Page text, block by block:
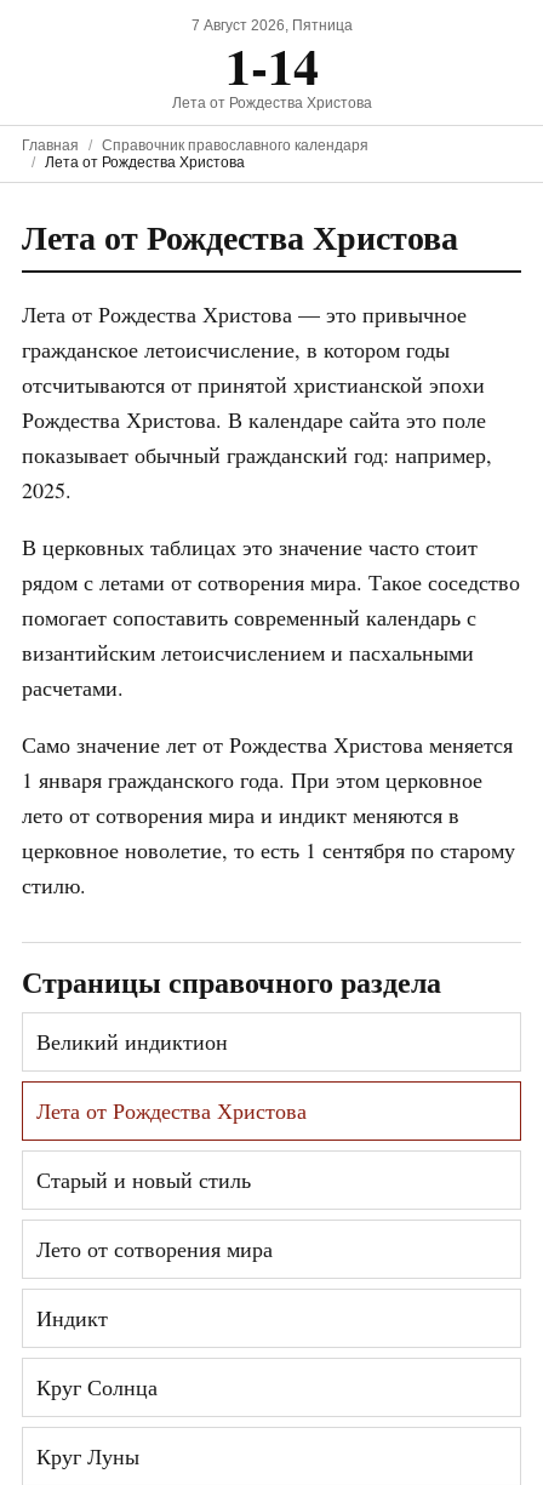
7 Август 2026, Пятница
1-14
Лета от Рождества Христова
Главная
Справочник православного календаря
Лета от Рождества Христова
Лета от Рождества Христова
Лета от Рождества Христова — это привычное
гражданское летоисчисление, в котором годы
отсчитываются от принятой христианской эпохи
Рождества Христова. В календаре сайта это поле
показывает обычный гражданский год: например,
2025.
В церковных таблицах это значение часто стоит
рядом с летами от сотворения мира. Такое соседство
помогает сопоставить современный календарь с
византийским летоисчислением и пасхальными
расчетами.
Само значение лет от Рождества Христова меняется
1 января гражданского года. При этом церковное
лето от сотворения мира и индикт меняются в
церковное новолетие, то есть 1 сентября по старому
стилю.
Страницы справочного раздела
Великий индиктион
Лета от Рождества Христова
Старый и новый стиль
Лето от сотворения мира
Индикт
Круг Солнца
Круг Луны